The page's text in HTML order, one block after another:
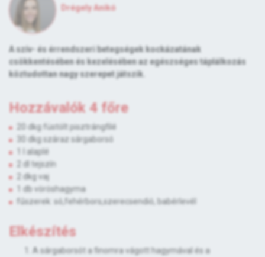
Drégely Anikó
A szív- és érrendszeri betegségek kockázatának
csökkentésében és kezelésében az egészséges táplálkozás
köztudottan nagy szerepet játszik.
Hozzávalók 4 főre
20 dkg füstölt pisztrángfilé
30 dkg száraz sárgaborsó
1 l alaplé
2 dl tejszín
2 dkg vaj
1 db vöröshagyma
fűszerek: só,fehérbors,szerecsendió, babérlevél
Elkészítés
A sárgaborsót a finomra vágott hagymával és a